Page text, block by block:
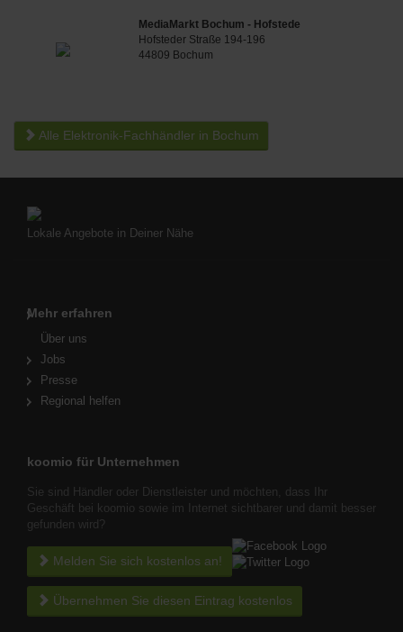
MediaMarkt Bochum - Hofstede
Hofsteder Straße 194-196
44809 Bochum
Alle Elektronik-Fachhändler in Bochum
Lokale Angebote in Deiner Nähe
Mehr erfahren
Über uns
Jobs
Presse
Regional helfen
koomio für Unternehmen
Sie sind Händler oder Dienstleister und möchten, dass Ihr
Geschäft bei koomio sowie im Internet sichtbarer und damit besser
gefunden wird?
Melden Sie sich kostenlos an!
Übernehmen Sie diesen Eintrag kostenlos